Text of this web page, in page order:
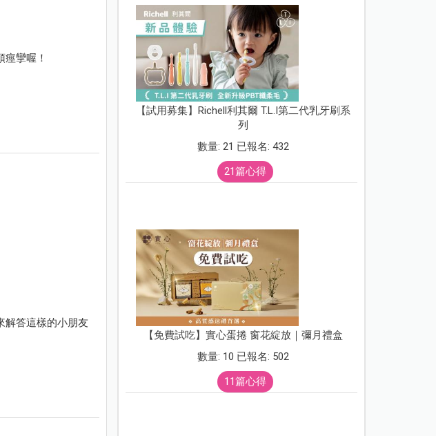
攣喔！
解答這樣的小朋友
【試用募集】Richell利其爾 T.L.I第二代乳牙刷系
列
數量: 21 已報名: 432
21篇心得
【免費試吃】實心蛋捲 窗花綻放｜彌月禮盒
數量: 10 已報名: 502
11篇心得